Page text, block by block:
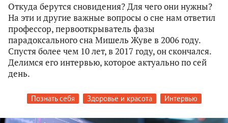
Откуда берутся сновидения? Для чего они нужны?
На эти и другие важные вопросы о сне нам ответил
профессор, первооткрыватель фазы
парадоксального сна Мишель Жуве в 2006 году.
Спустя более чем 10 лет, в 2017 году, он скончался.
Делимся его интервью, которое актуально по сей
день.
Познать себя Здоровье и красота Интервью